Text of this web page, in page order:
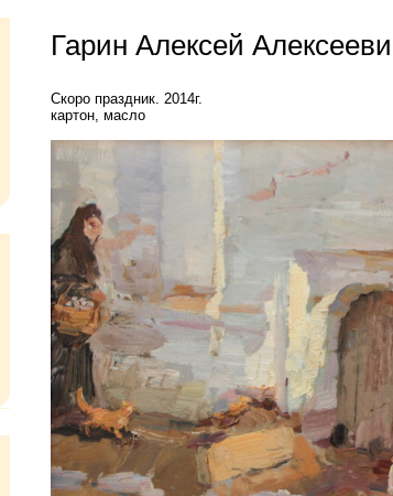
Гарин Алексей
Скоро праздник. 2014г.
картон, масло